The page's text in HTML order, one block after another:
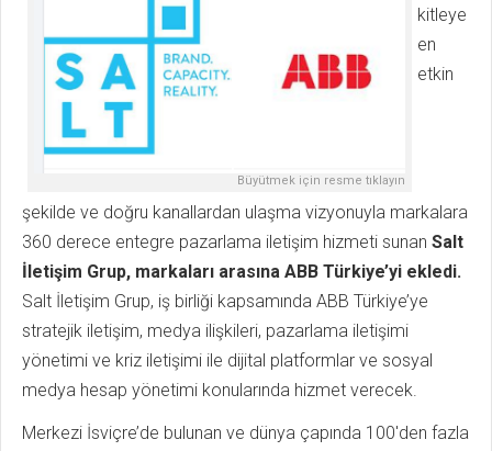
Büyütmek için resme tıklayın
kitleye
en
etkin
şekilde ve doğru kanallardan ulaşma vizyonuyla markalara
360 derece entegre pazarlama iletişim hizmeti sunan Salt
İletişim Grup, markaları arasına ABB Türkiye’yi ekledi.
Salt İletişim Grup, iş birliği kapsamında ABB Türkiye’ye
stratejik iletişim, medya ilişkileri, pazarlama iletişimi
yönetimi ve kriz iletişimi ile dijital platformlar ve sosyal
medya hesap yönetimi konularında hizmet verecek.
Merkezi İsviçre’de bulunan ve dünya çapında 100'den fazla